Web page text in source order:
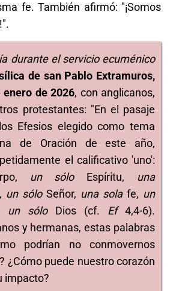
fe. También afirmó: "¡Somos
durante el servicio ecuménico
de san Pablo Extramuros,
de 2026, con anglicanos,
protestantes: "En el pasaje
Efesios elegido como tema
de Oración de este año,
el calificativo 'uno':
un sóloEspíritu, una
un sóloSeñor, una solafe, un
un sóloDios (cf. Ef4,4-6).
y hermanas, estas palabras
podrían no conmovernos
¿Cómo puede nuestro corazón
impacto?